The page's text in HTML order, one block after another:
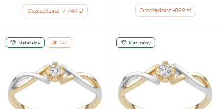
Oszczędzasz -7 749 zł Oszczędzasz -899 zł
Naturalny 24h Naturalny